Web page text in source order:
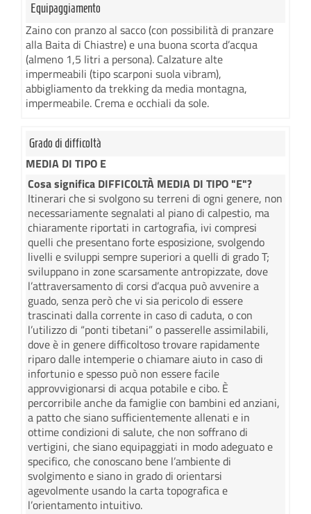
Equipaggiamento
Zaino con pranzo al sacco (con possibilità di pranzare
alla Baita di Chiastre) e una buona scorta d’acqua
(almeno 1,5 litri a persona). Calzature alte
impermeabili (tipo scarponi suola vibram),
abbigliamento da trekking da media montagna,
impermeabile. Crema e occhiali da sole.
Grado di difficoltà
MEDIA DI TIPO E
Cosa significa DIFFICOLTÀ MEDIA DI TIPO "E"?
Itinerari che si svolgono su terreni di ogni genere, non
necessariamente segnalati al piano di calpestio, ma
chiaramente riportati in cartografia, ivi compresi
quelli che presentano forte esposizione, svolgendo
livelli e sviluppi sempre superiori a quelli di grado T;
sviluppano in zone scarsamente antropizzate, dove
l’attraversamento di corsi d’acqua può avvenire a
guado, senza però che vi sia pericolo di essere
trascinati dalla corrente in caso di caduta, o con
l’utilizzo di “ponti tibetani” o passerelle assimilabili,
dove è in genere difficoltoso trovare rapidamente
riparo dalle intemperie o chiamare aiuto in caso di
infortunio e spesso può non essere facile
approvvigionarsi di acqua potabile e cibo. È
percorribile anche da famiglie con bambini ed anziani,
a patto che siano sufficientemente allenati e in
ottime condizioni di salute, che non soffrano di
vertigini, che siano equipaggiati in modo adeguato e
specifico, che conoscano bene l’ambiente di
svolgimento e siano in grado di orientarsi
agevolmente usando la carta topografica e
l’orientamento intuitivo.